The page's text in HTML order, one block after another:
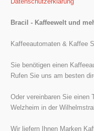
Bracil - Kaffeewelt und
Kaffeeautomaten & Kaffee
Sie benötigen einen
Rufen Sie uns am besten
Oder vereinbaren Sie einen
Welzheim in der
Wir liefern Ihnen Marken